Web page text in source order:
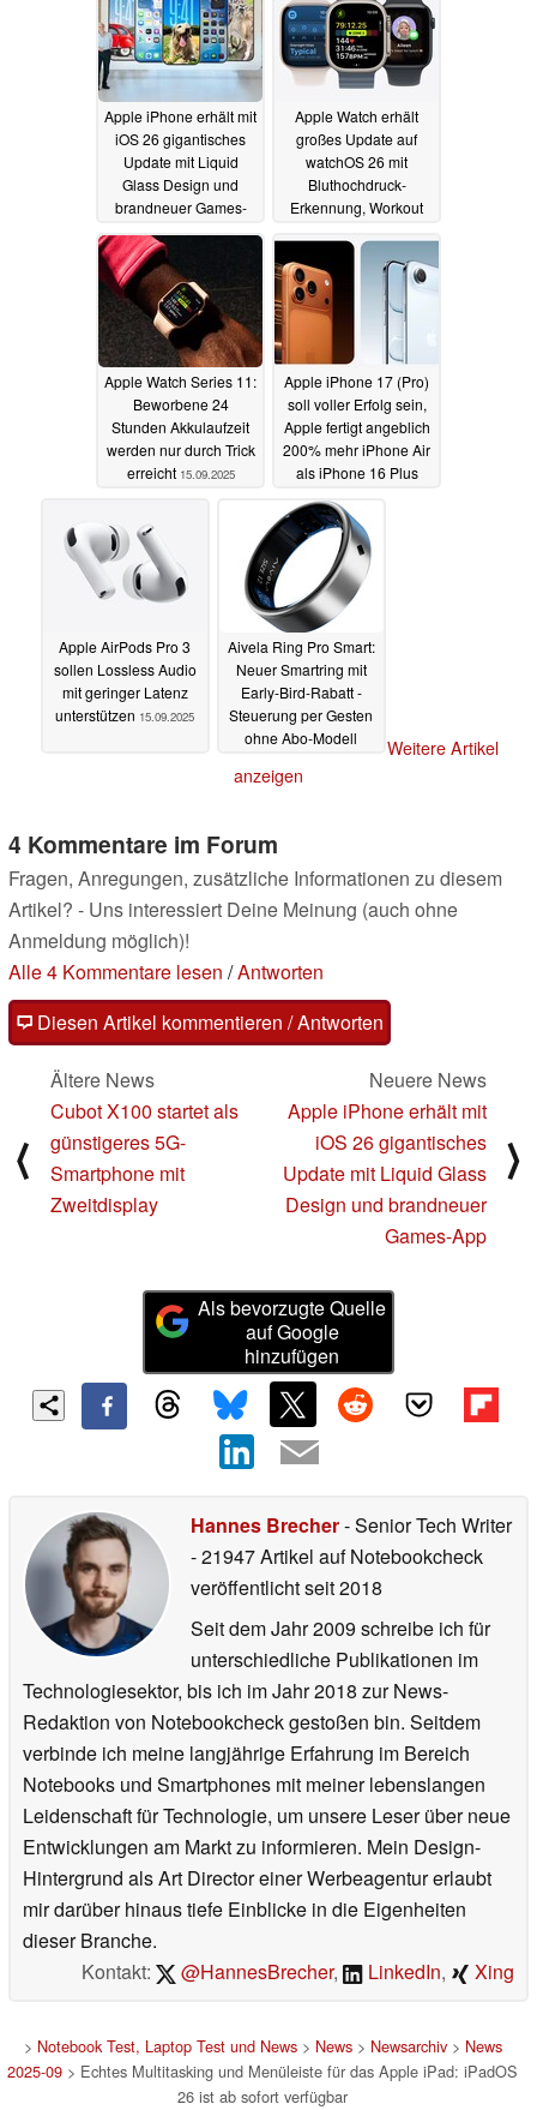
Apple iPhone erhält mit
iOS 26 gigantisches
Update mit Liquid
Glass Design und
brandneuer Games-
15.09.2025
Apple Watch erhält
großes Update auf
watchOS 26 mit
Bluthochdruck-
Erkennung, Workout
Apple Watch Series 11:
Beworbene 24
Stunden Akkulaufzeit
werden nur durch Trick
erreicht 15.09.2025
Apple iPhone 17 (Pro)
soll voller Erfolg sein,
Apple fertigt angeblich
200% mehr iPhone Air
als iPhone 16 Plus
15.09.2025
Apple AirPods Pro 3
sollen Lossless Audio
mit geringer Latenz
unterstützen 15.09.2025
Aivela Ring Pro Smart:
Neuer Smartring mit
Early-Bird-Rabatt -
Steuerung per Gesten
ohne Abo-Modell
Weitere Artikel
anzeigen
4 Kommentare im Forum
Fragen, Anregungen, zusätzliche Informationen zu diesem
Artikel? - Uns interessiert Deine Meinung (auch ohne
Anmeldung möglich)!
Alle 4 Kommentare lesen /Antworten
Diesen Artikel kommentieren / Antworten
⟨
Ältere News
Cubot X100 startet als
günstigeres 5G-
Smartphone mit
Zweitdisplay
Neuere News
Apple iPhone erhält mit
iOS 26 gigantisches
Update mit Liquid Glass
Design und brandneuer
Games-App
⟩
Als bevorzugte Quelle
auf Google
hinzufügen
Hannes Brecher- Senior Tech Writer
- 21947 Artikel auf Notebookcheck
veröffentlichtseit 2018
Seit dem Jahr 2009 schreibe ich für
unterschiedliche Publikationen im
Technologiesektor, bis ich im Jahr 2018 zur News-
Redaktion von Notebookcheck gestoßen bin. Seitdem
verbinde ich meine langjährige Erfahrung im Bereich
Notebooks und Smartphones mit meiner lebenslangen
Leidenschaft für Technologie, um unsere Leser über neue
Entwicklungen am Markt zu informieren. Mein Design-
Hintergrund als Art Director einer Werbeagentur erlaubt
mir darüber hinaus tiefe Einblicke in die Eigenheiten
dieser Branche.
Kontakt:
@HannesBrecher, LinkedIn, Xing
> Notebook Test, Laptop Test und News> News> Newsarchiv> News
2025-09 > Echtes Multitasking und Menüleiste für das Apple iPad: iPadOS
26 ist ab sofort verfügbar